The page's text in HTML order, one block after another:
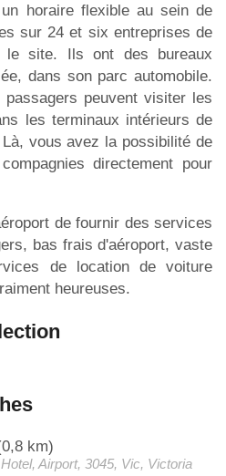
horaire flexible au sein de
sur 24 et six entreprises de
le site. Ils ont des bureaux
dans son parc automobile.
peuvent visiter les
les terminaux intérieurs de
vous avez la possibilité de
directement pour
de fournir des services
bas frais d'aéroport, vaste
de location de voiture
heureuses.
km)
Airport, 3045, Vic, Victoria